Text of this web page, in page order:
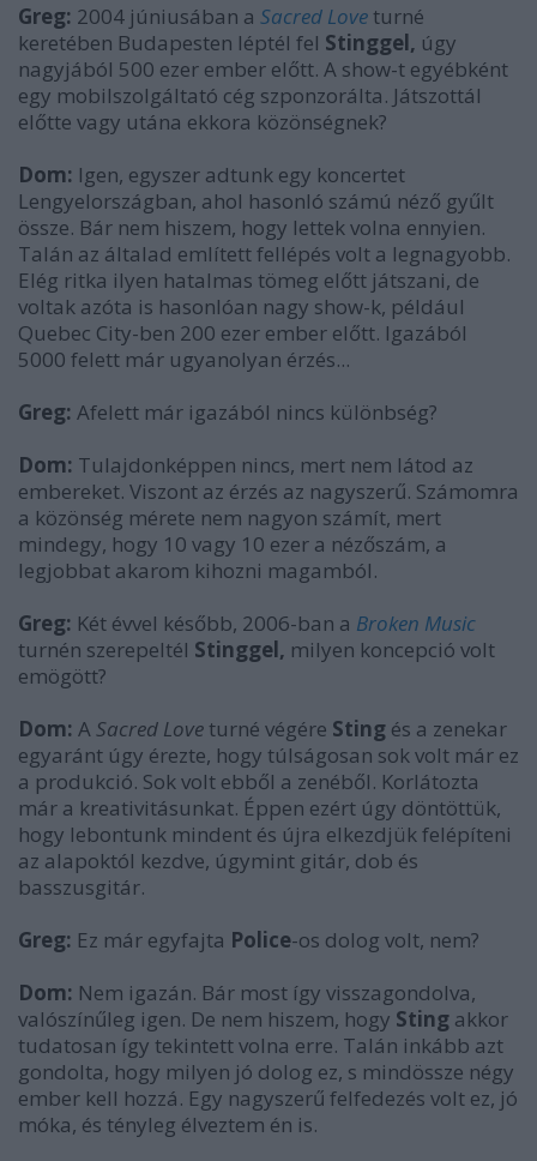
Greg: 2004 júniusában a Sacred Love turné
keretében Budapesten léptél fel Stinggel, úgy
nagyjából 500 ezer ember előtt. A show-t egyébként
egy mobilszolgáltató cég szponzorálta. Játszottál
előtte vagy utána ekkora közönségnek?
Dom: Igen, egyszer adtunk egy koncertet
Lengyelországban, ahol hasonló számú néző gyűlt
össze. Bár nem hiszem, hogy lettek volna ennyien.
Talán az általad említett fellépés volt a legnagyobb.
Elég ritka ilyen hatalmas tömeg előtt játszani, de
voltak azóta is hasonlóan nagy show-k, például
Quebec City-ben 200 ezer ember előtt. Igazából
5000 felett már ugyanolyan érzés...
Greg: Afelett már igazából nincs különbség?
Dom: Tulajdonképpen nincs, mert nem látod az
embereket. Viszont az érzés az nagyszerű. Számomra
a közönség mérete nem nagyon számít, mert
mindegy, hogy 10 vagy 10 ezer a nézőszám, a
legjobbat akarom kihozni magamból.
Greg: Két évvel később, 2006-ban a Broken Music
turnén szerepeltél Stinggel, milyen koncepció volt
emögött?
Dom: A Sacred Love turné végére Sting és a zenekar
egyaránt úgy érezte, hogy túlságosan sok volt már ez
a produkció. Sok volt ebből a zenéből. Korlátozta
már a kreativitásunkat. Éppen ezért úgy döntöttük,
hogy lebontunk mindent és újra elkezdjük felépíteni
az alapoktól kezdve, úgymint gitár, dob és
basszusgitár.
Greg: Ez már egyfajta Police-os dolog volt, nem?
Dom: Nem igazán. Bár most így visszagondolva,
valószínűleg igen. De nem hiszem, hogy Sting akkor
tudatosan így tekintett volna erre. Talán inkább azt
gondolta, hogy milyen jó dolog ez, s mindössze négy
ember kell hozzá. Egy nagyszerű felfedezés volt ez, jó
móka, és tényleg élveztem én is.